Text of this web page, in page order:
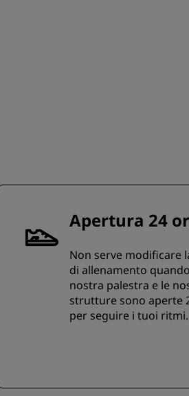
Apertura 24
Non serve modificare
di allenamento
nostra palestra e le
strutture sono aperte
per seguire i tuoi ritmi.